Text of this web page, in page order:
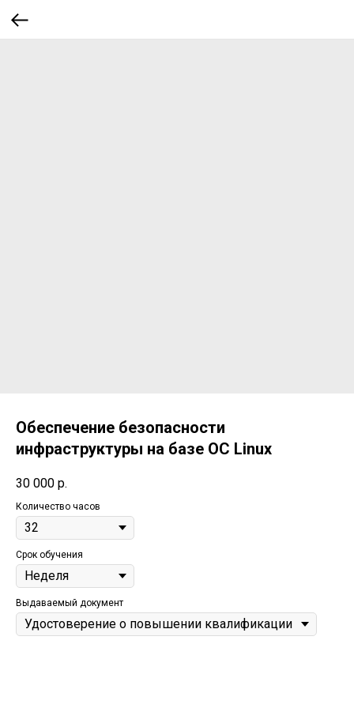
Обеспечение безопасности
инфраструктуры на базе ОС Linux
30 000 р.
Количество часов
Срок обучения
Выдаваемый документ